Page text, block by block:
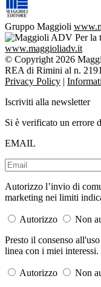
Gruppo Maggioli
Per la
www.maggioliadv.it
© Copyright 2026
REA di Rimini al n.
Privacy Policy |
Iscriviti alla newsletter
Si è verificato un errore
EMAIL
Autorizzo l’invio di
marketing nei limiti
Autorizzo
Non
Presto il consenso
linea con i miei interessi.
Autorizzo
Non